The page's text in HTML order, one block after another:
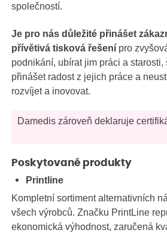
společností.
Je pro nás důležité přinášet
přívětivá tisková řešenípro
podnikání, ubírat jim práci a starosti,
přinášet radost z jejich práce a
rozvíjet a inovovat.
Damedis zároveň deklaruje
Poskytované produkty
Printline
Kompletní sortiment alternativních
všech výrobců. Značku PrintLine
ekonomická výhodnost, zaručená